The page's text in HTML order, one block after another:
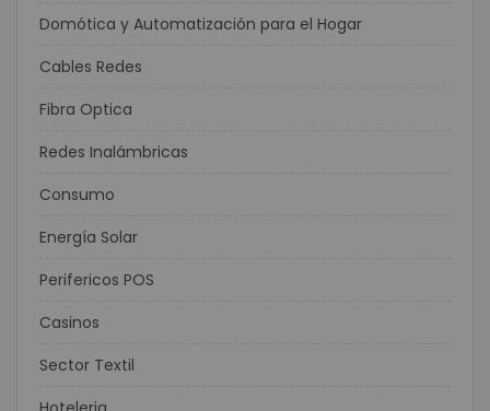
Domótica y Automatización para el Hogar
Cables Redes
Fibra Optica
Redes Inalámbricas
Consumo
Energía Solar
Perifericos POS
Casinos
Sector Textil